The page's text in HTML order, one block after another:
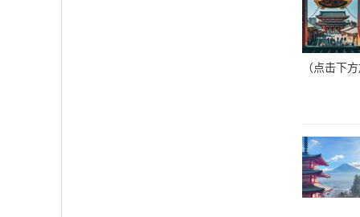
（点击下